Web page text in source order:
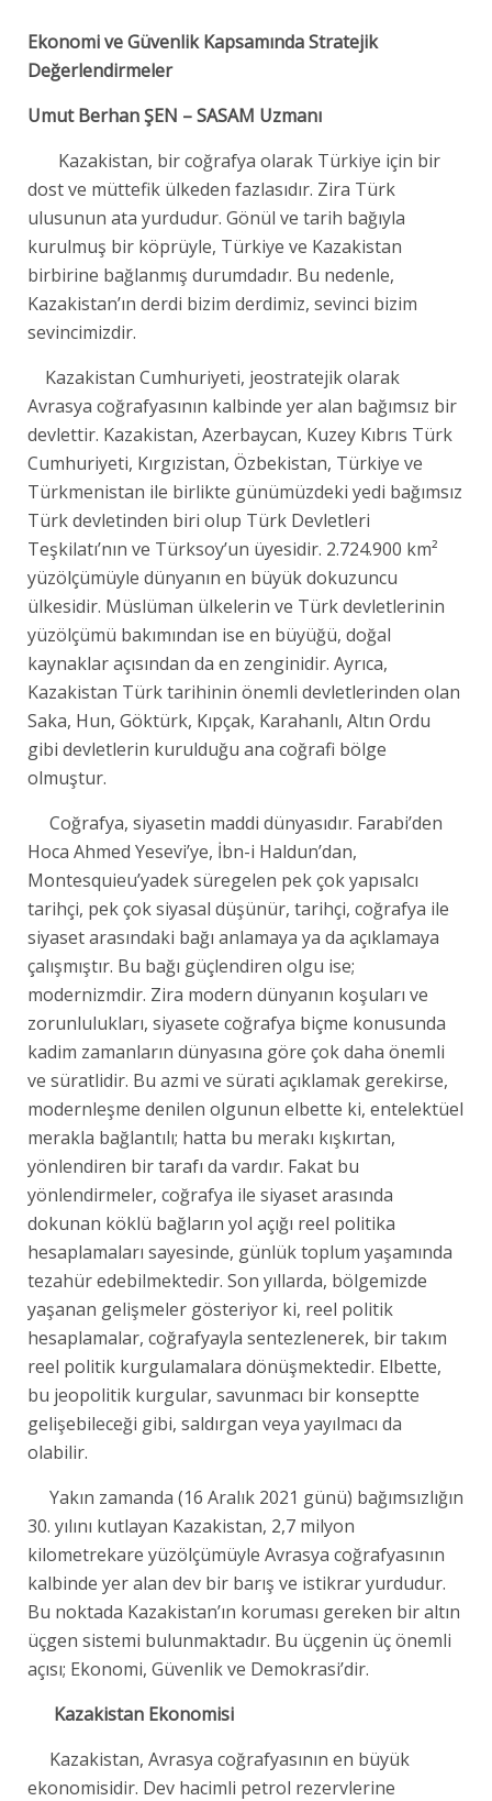
Ekonomi ve Güvenlik Kapsamında Stratejik
Değerlendirmeler
Umut Berhan ŞEN – SASAM Uzmanı
Kazakistan, bir coğrafya olarak Türkiye için bir
dost ve müttefik ülkeden fazlasıdır. Zira Türk
ulusunun ata yurdudur. Gönül ve tarih bağıyla
kurulmuş bir köprüyle, Türkiye ve Kazakistan
birbirine bağlanmış durumdadır. Bu nedenle,
Kazakistan’ın derdi bizim derdimiz, sevinci bizim
sevincimizdir.
Kazakistan Cumhuriyeti, jeostratejik olarak
Avrasya coğrafyasının kalbinde yer alan bağımsız bir
devlettir. Kazakistan, Azerbaycan, Kuzey Kıbrıs Türk
Cumhuriyeti, Kırgızistan, Özbekistan, Türkiye ve
Türkmenistan ile birlikte günümüzdeki yedi bağımsız
Türk devletinden biri olup Türk Devletleri
Teşkilatı’nın ve Türksoy’un üyesidir. 2.724.900 km²
yüzölçümüyle dünyanın en büyük dokuzuncu
ülkesidir. Müslüman ülkelerin ve Türk devletlerinin
yüzölçümü bakımından ise en büyüğü, doğal
kaynaklar açısından da en zenginidir. Ayrıca,
Kazakistan Türk tarihinin önemli devletlerinden olan
Saka, Hun, Göktürk, Kıpçak, Karahanlı, Altın Ordu
gibi devletlerin kurulduğu ana coğrafi bölge
olmuştur.
Coğrafya, siyasetin maddi dünyasıdır. Farabi’den
Hoca Ahmed Yesevi’ye, İbn-i Haldun’dan,
Montesquieu’yadek süregelen pek çok yapısalcı
tarihçi, pek çok siyasal düşünür, tarihçi, coğrafya ile
siyaset arasındaki bağı anlamaya ya da açıklamaya
çalışmıştır. Bu bağı güçlendiren olgu ise;
modernizmdir. Zira modern dünyanın koşuları ve
zorunlulukları, siyasete coğrafya biçme konusunda
kadim zamanların dünyasına göre çok daha önemli
ve süratlidir. Bu azmi ve sürati açıklamak gerekirse,
modernleşme denilen olgunun elbette ki, entelektüel
merakla bağlantılı; hatta bu merakı kışkırtan,
yönlendiren bir tarafı da vardır. Fakat bu
yönlendirmeler, coğrafya ile siyaset arasında
dokunan köklü bağların yol açığı reel politika
hesaplamaları sayesinde, günlük toplum yaşamında
tezahür edebilmektedir. Son yıllarda, bölgemizde
yaşanan gelişmeler gösteriyor ki, reel politik
hesaplamalar, coğrafyayla sentezlenerek, bir takım
reel politik kurgulamalara dönüşmektedir. Elbette,
bu jeopolitik kurgular, savunmacı bir konseptte
gelişebileceği gibi, saldırgan veya yayılmacı da
olabilir.
Yakın zamanda (16 Aralık 2021 günü) bağımsızlığın
30. yılını kutlayan Kazakistan, 2,7 milyon
kilometrekare yüzölçümüyle Avrasya coğrafyasının
kalbinde yer alan dev bir barış ve istikrar yurdudur.
Bu noktada Kazakistan’ın koruması gereken bir altın
üçgen sistemi bulunmaktadır. Bu üçgenin üç önemli
açısı; Ekonomi, Güvenlik ve Demokrasi’dir.
Kazakistan Ekonomisi
Kazakistan, Avrasya coğrafyasının en büyük
ekonomisidir. Dev hacimli petrol rezervlerine